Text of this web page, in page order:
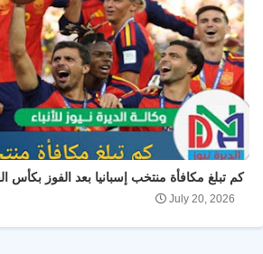
كم تبلغ مكافأة منتخب إسبانيا بعد الفوز بكأس
July 20, 2026